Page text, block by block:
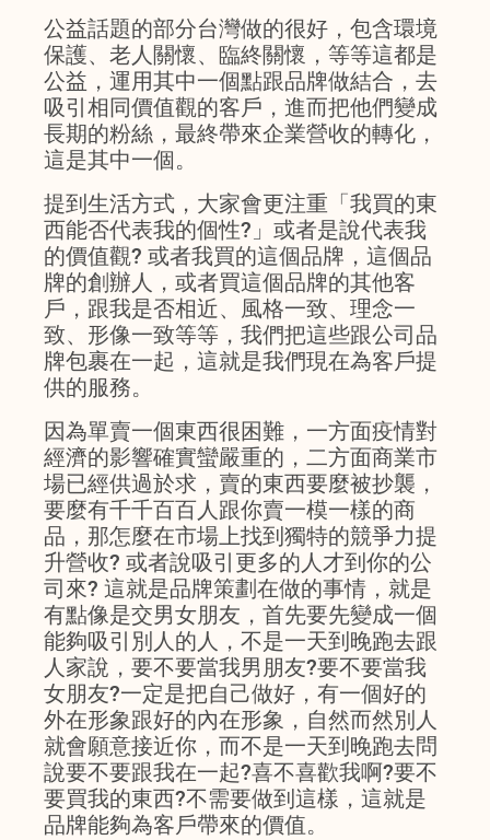
公益話題的部分台灣做的很好，包含環境
保護、老人關懷、臨終關懷，等等這都是
公益，運用其中一個點跟品牌做結合，去
吸引相同價值觀的客戶，進而把他們變成
長期的粉絲，最終帶來企業營收的轉化，
這是其中一個。
提到生活方式，大家會更注重「我買的東
西能否代表我的個性?」或者是說代表我
的價值觀? 或者我買的這個品牌，這個品
牌的創辦人，或者買這個品牌的其他客
戶，跟我是否相近、風格一致、理念一
致、形像一致等等，我們把這些跟公司品
牌包裹在一起，這就是我們現在為客戶提
供的服務。
因為單賣一個東西很困難，一方面疫情對
經濟的影響確實蠻嚴重的，二方面商業市
場已經供過於求，賣的東西要麼被抄襲，
要麼有千千百百人跟你賣一模一樣的商
品，那怎麼在市場上找到獨特的競爭力提
升營收? 或者說吸引更多的人才到你的公
司來? 這就是品牌策劃在做的事情，就是
有點像是交男女朋友，首先要先變成一個
能夠吸引別人的人，不是一天到晚跑去跟
人家說，要不要當我男朋友?要不要當我
女朋友?一定是把自己做好，有一個好的
外在形象跟好的內在形象，自然而然別人
就會願意接近你，而不是一天到晚跑去問
說要不要跟我在一起?喜不喜歡我啊?要不
要買我的東西?不需要做到這樣，這就是
品牌能夠為客戶帶來的價值。